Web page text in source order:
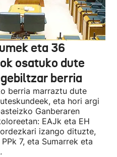
eta 36
osatuko dute
berria
berria marraztu dute
eta hori argi
Ganberaren
EAJk eta EH
izango dituzte,
PPk 7, eta Sumarrek eta